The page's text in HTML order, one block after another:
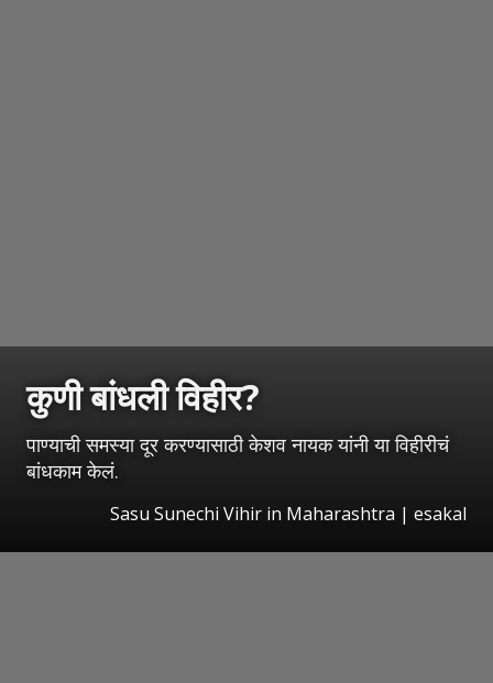
कुणी बांधली विहीर?
पाण्याची समस्या दूर करण्यासाठी केशव नायक यांनी या विहीरीचं
बांधकाम केलं.
Sasu Sunechi Vihir in Maharashtra | esakal